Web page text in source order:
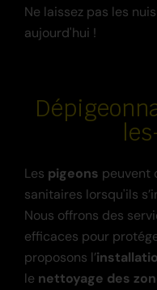
Ne laissez pas les
aujourd'hui !
Les pigeons peuvent
sanitaires lorsqu'ils
Nous offrons des
efficaces pour
proposons l’
le nettoyage des